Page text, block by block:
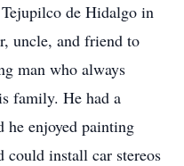
de Hidalgo in
uncle, and friend to
man who always
family. He had a
he enjoyed painting
could install car stereos